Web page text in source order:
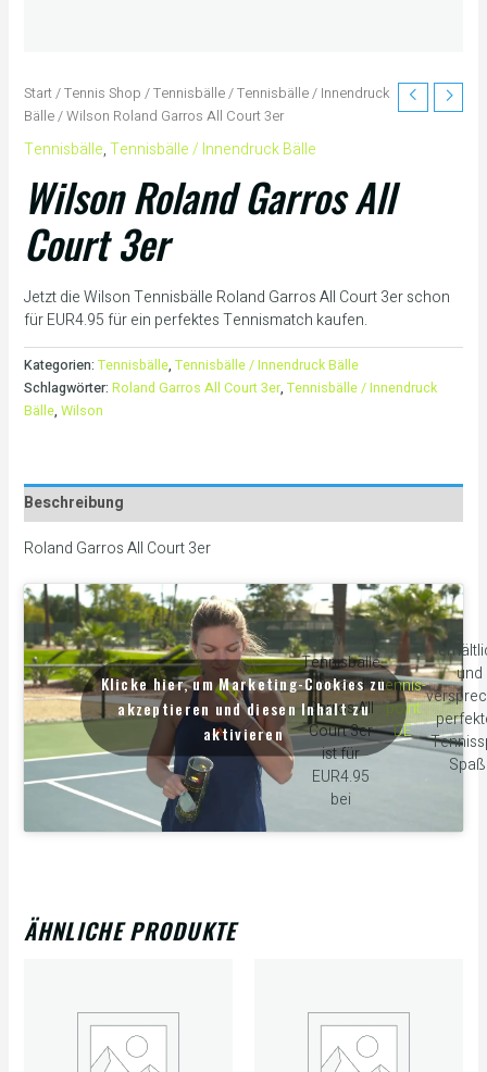
Start/Tennis Shop /Tennisbälle/Tennisbälle / Innendruck
Bälle/ Wilson Roland Garros All Court 3er
Tennisbälle,Tennisbälle / Innendruck Bälle
Wilson Roland Garros All
Court 3er
Jetzt die Wilson Tennisbälle Roland Garros All Court 3er schon
für EUR4.95 für ein perfektes Tennismatch kaufen.
Kategorien: Tennisbälle, Tennisbälle / Innendruck Bälle
Schlagwörter: Roland Garros All Court 3er, Tennisbälle / Innendruck
Bälle, Wilson
Beschreibung
Roland Garros All Court 3er
Die Wilson
Tennisbälle
Roland
Garros All
Court 3er
ist für
EUR4.95
bei
tennis-
point
DE
und
Klicke hier, um Marketing-Cookies zu
akzeptieren und diesen Inhalt zu
aktivieren
ÄHNLICHE PRODUKTE